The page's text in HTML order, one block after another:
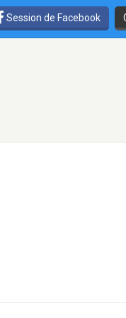
Session de Facebook